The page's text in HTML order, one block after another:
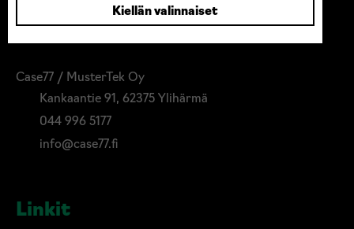
Ota yhteyttä
Case77 / MusterTek Oy
Kankaantie 91, 62375 Ylihärmä
044 996 5177
info@case77.fi
Linkit
Kiellän valinnaiset